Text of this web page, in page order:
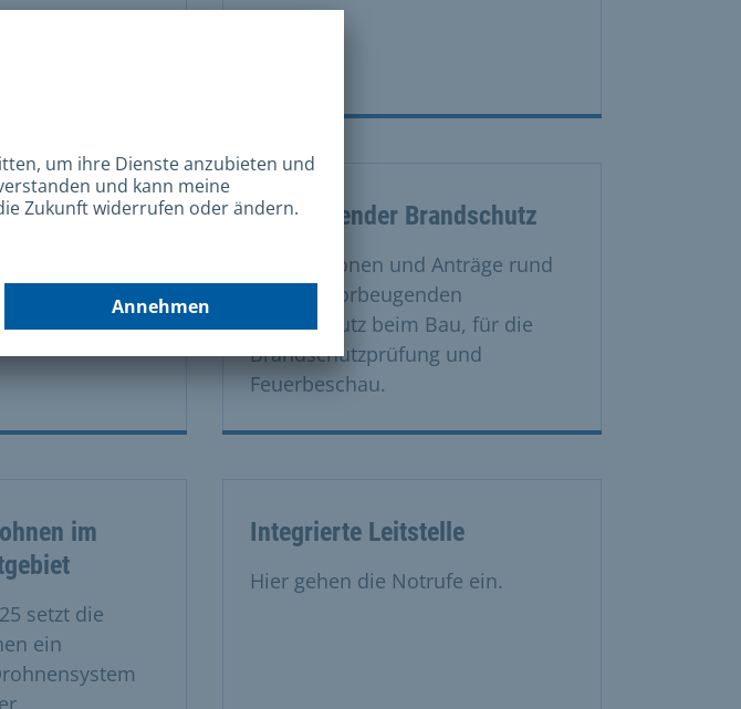
zum
Vorbeugender Brandschutz
Informationen und Anträge rund
um den vorbeugenden
Brandschutz beim Bau, für die
Brandschutzprüfung und
Feuerbeschau.
im
setzt die
ein
Integrierte Leitstelle
Hier gehen die Notrufe ein.